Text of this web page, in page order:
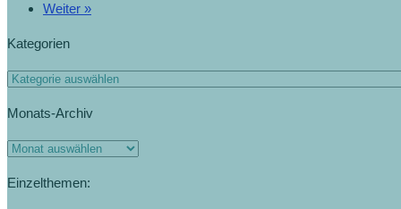
Weiter »
Kategorien
Monats-Archiv
Einzelthemen: